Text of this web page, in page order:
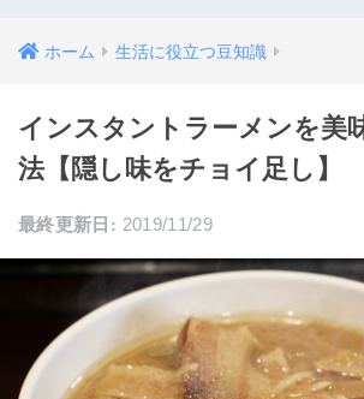
ホーム 生活に役立つ豆知識
インスタントラーメンを美
法【隠し味をチョイ足し】
2019/11/29